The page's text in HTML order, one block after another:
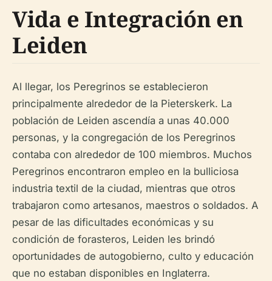
Vida e Integración en
Leiden
Al llegar, los Peregrinos se establecieron
principalmente alrededor de la Pieterskerk. La
población de Leiden ascendía a unas 40.000
personas, y la congregación de los Peregrinos
contaba con alrededor de 100 miembros. Muchos
Peregrinos encontraron empleo en la bulliciosa
industria textil de la ciudad, mientras que otros
trabajaron como artesanos, maestros o soldados. A
pesar de las dificultades económicas y su
condición de forasteros, Leiden les brindó
oportunidades de autogobierno, culto y educación
que no estaban disponibles en Inglaterra.